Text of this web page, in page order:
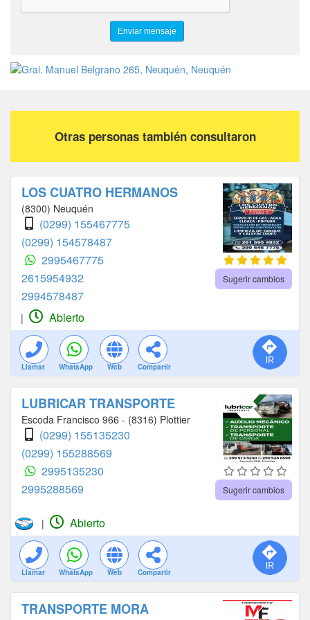
Otras personas también consultaron
LOS CUATRO HERMANOS
(8300) Neuquén
(0299) 155467775
(0299) 154578487
2995467775
2615954932
2994578487
Sugerir cambios
| Abierto
Llamar WhatsApp Web Compartir
LUBRICAR TRANSPORTE
Escoda Francisco 966 - (8316) Plottier
(0299) 155135230
(0299) 155288569
2995135230
2995288569
Sugerir cambios
| Abierto
Llamar WhatsApp Web Compartir
TRANSPORTE MORA